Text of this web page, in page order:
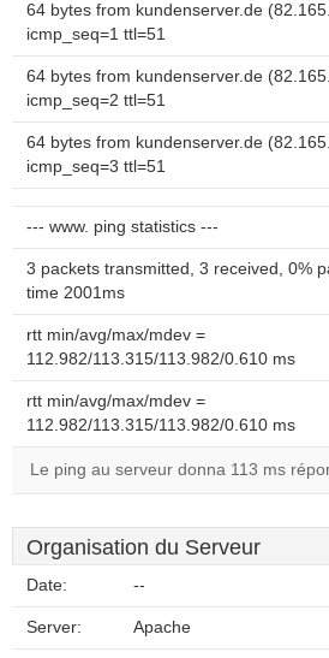
64 bytes from kundenserver.de
icmp_seq=1 ttl=51
64 bytes from kundenserver.de
icmp_seq=2 ttl=51
64 bytes from kundenserver.de
icmp_seq=3 ttl=51
--- www. ping statistics ---
3 packets transmitted, 3 received, 0%
time 2001ms
rtt min/avg/max/mdev =
112.982/113.315/113.982/0.610 ms
rtt min/avg/max/mdev =
112.982/113.315/113.982/0.610 ms
Le ping au serveur donna 113 ms
Organisation du Serveur
Date: --
Server: Apache